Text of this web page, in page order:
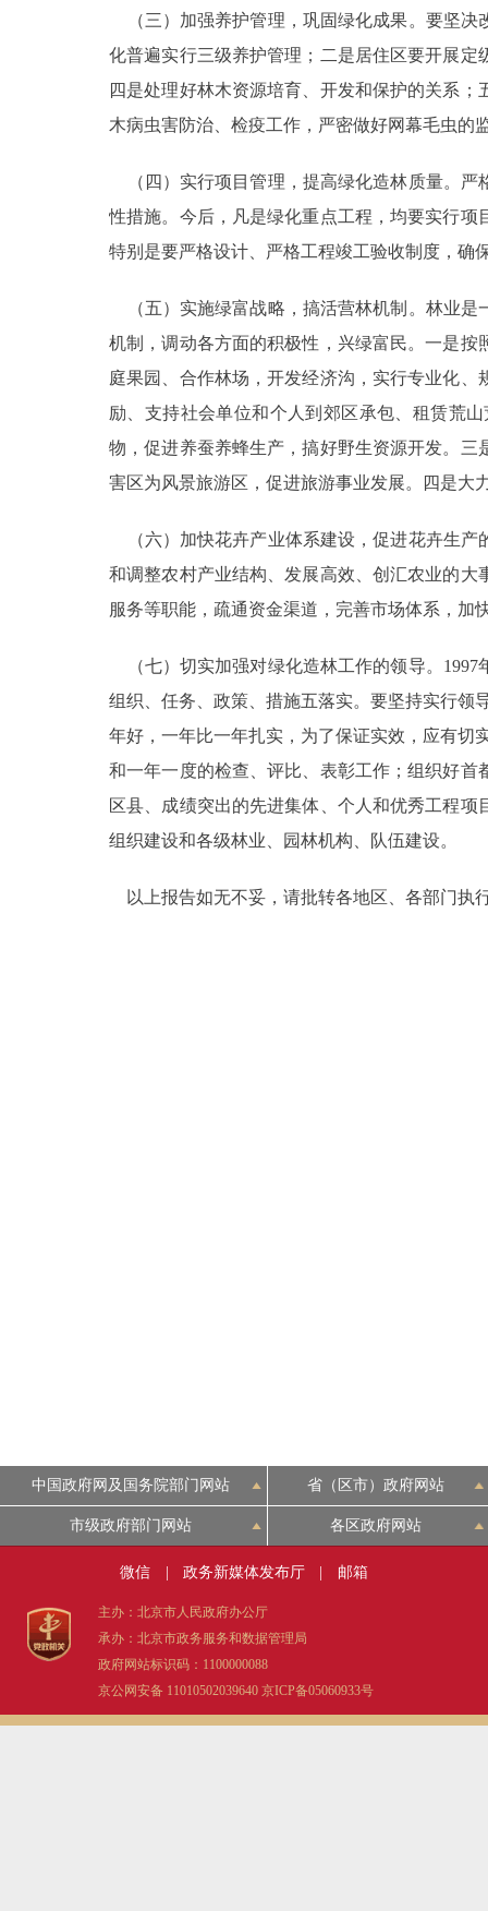
（三）加强养护管理，巩固绿化成果。要坚决
化普遍实行三级养护管理；二是居住区要开展
四是处理好林木资源培育、开发和保护的关系
木病虫害防治、检疫工作，严密做好网幕毛虫的
（四）实行项目管理，提高绿化造林质量。严
性措施。今后，凡是绿化重点工程，均要实行
特别是要严格设计、严格工程竣工验收制度，确
（五）实施绿富战略，搞活营林机制。林业是
机制，调动各方面的积极性，兴绿富民。一是
庭果园、合作林场，开发经济沟，实行专业化
励、支持社会单位和个人到郊区承包、租赁荒
物，促进养蚕养蜂生产，搞好野生资源开发。
害区为风景旅游区，促进旅游事业发展。四是大
（六）加快花卉产业体系建设，促进花卉生产
和调整农村产业结构、发展高效、创汇农业的
服务等职能，疏通资金渠道，完善市场体系，加
（七）切实加强对绿化造林工作的领导。1997
组织、任务、政策、措施五落实。要坚持实行领
年好，一年比一年扎实，为了保证实效，应有切
和一年一度的检查、评比、表彰工作；组织好
区县、成绩突出的先进集体、个人和优秀工程
组织建设和各级林业、园林机构、队伍建设。
以上报告如无不妥，请批转各地区、各部门执
中国政府网及国务院部门网站 省（区市）政府网站
市级政府部门网站 各区政府网站
微信 政务新媒体发布厅 邮箱
主办：北京市人民政府办公厅
承办：北京市政务服务和数据管理局
政府网站标识码：1100000088
京公网安备 11010502039640 京ICP备05060933号